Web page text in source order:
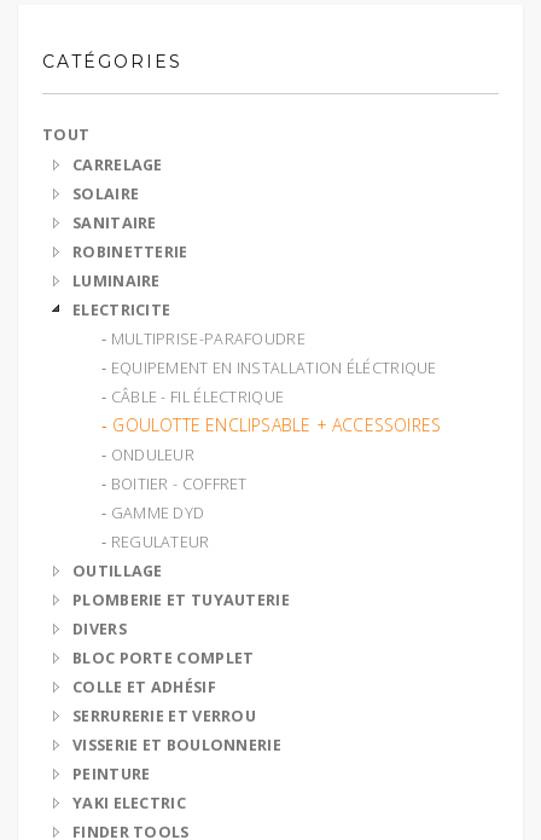
CATÉGORIES
TOUT
CARRELAGE
SOLAIRE
SANITAIRE
ROBINETTERIE
LUMINAIRE
ELECTRICITE
‐ MULTIPRISE-PARAFOUDRE
‐ EQUIPEMENT EN INSTALLATION ÉLÉCTRIQUE
‐ CÂBLE - FIL ÉLECTRIQUE
‐ GOULOTTE ENCLIPSABLE + ACCESSOIRES
‐ ONDULEUR
‐ BOITIER - COFFRET
‐ GAMME DYD
‐ REGULATEUR
OUTILLAGE
PLOMBERIE ET TUYAUTERIE
DIVERS
BLOC PORTE COMPLET
COLLE ET ADHÉSIF
SERRURERIE ET VERROU
VISSERIE ET BOULONNERIE
PEINTURE
YAKI ELECTRIC
FINDER TOOLS